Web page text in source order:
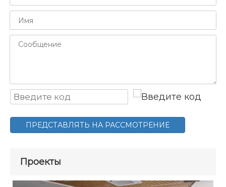
ПРЕДСТАВЛЯТЬ НА РАССМОТРЕНИЕ
Проекты